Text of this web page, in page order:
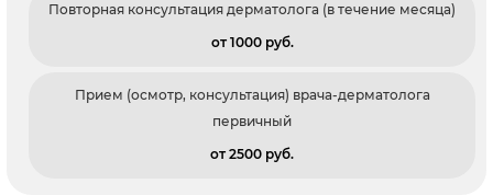
Повторная консультация дерматолога (в течение месяца)
от 1000 pуб.
Прием (осмотр, консультация) врача-дерматолога
первичный
от 2500 pуб.